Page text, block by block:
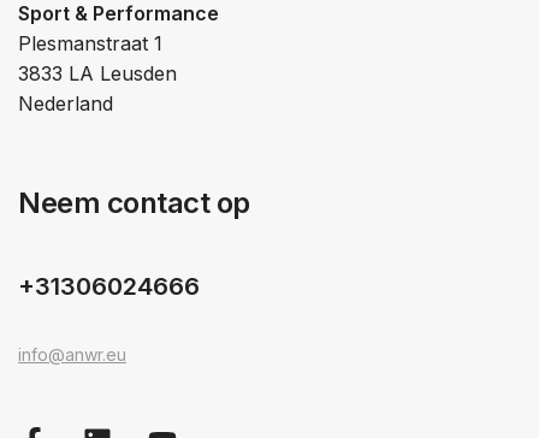
Sport & Performance
Plesmanstraat 1
3833 LA Leusden
Nederland
Neem contact op
+31306024666
info@anwr.eu